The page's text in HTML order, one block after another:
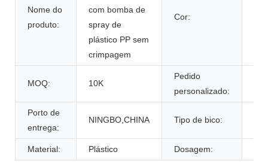
Nome do
produto:
com bomba de
spray de
plástico PP sem
crimpagem
Cor:
MOQ: 10K
Pedido
personalizado:
Porto de
entrega:
NINGBO,CHINA Tipo de bico:
Material: Plástico Dosagem: